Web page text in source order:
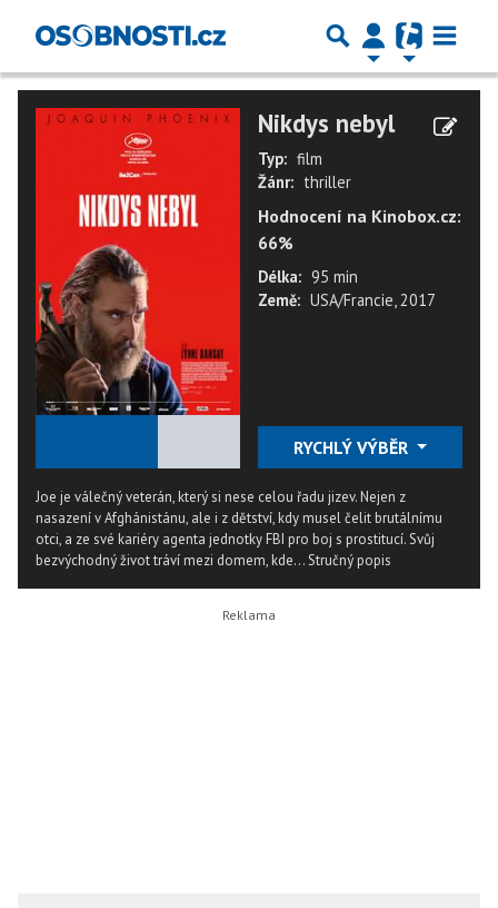
Nikdys nebyl
Typ: film
Žánr: thriller
Hodnocení na Kinobox.cz:
66%
Délka: 95 min
Země: USA/Francie, 2017
RYCHLÝ VÝBĚR
Joe je válečný veterán, který si nese celou řadu jizev. Nejen z
nasazení v Afghánistánu, ale i z dětství, kdy musel čelit brutálnímu
otci, a ze své kariéry agenta jednotky FBI pro boj s prostitucí. Svůj
bezvýchodný život tráví mezi domem, kde...Stručný popis